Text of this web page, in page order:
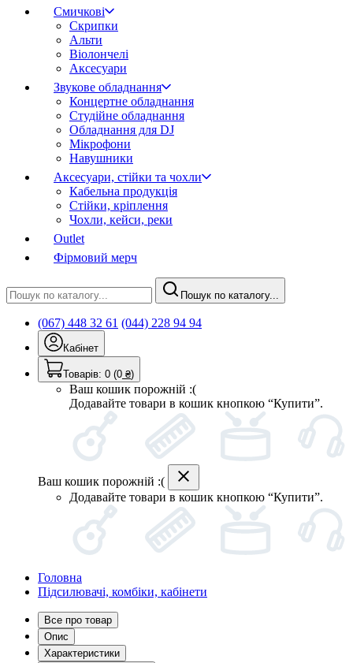
Смичкові
Скрипки
Альти
Віолончелі
Аксесуари
Звукове обладнання
Концертне обладнання
Студійне обладнання
Обладнання для DJ
Мікрофони
Навушники
Аксесуари, стійки та чохли
Кабельна продукція
Стійки, кріплення
Чохли, кейси, реки
Outlet
Фірмовий мерч
Пошук по каталогу...
(067) 448 32 61 (044) 228 94 94
Кабінет
Товарів: 0 (0 ₴)
Ваш кошик порожній :(
Додавайте товари в кошик кнопкою “Купити”.
Ваш кошик порожній :(
Додавайте товари в кошик кнопкою “Купити”.
Головна
Підсилювачі, комбіки, кабінети
Все про товар
Опис
Характеристики